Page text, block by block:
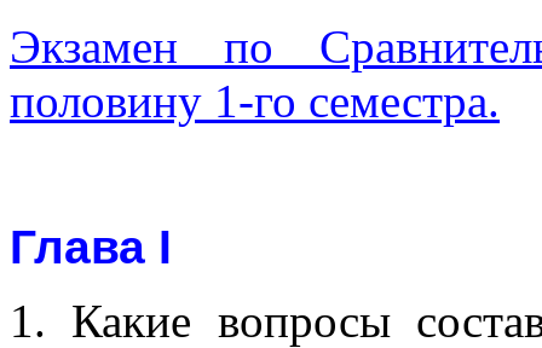
Экзамен по
половину 1-го семестра.
Глава I
1. Какие вопросы